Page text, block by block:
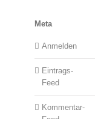
Meta
Anmelden
Eintrags-
Feed
Kommentar-